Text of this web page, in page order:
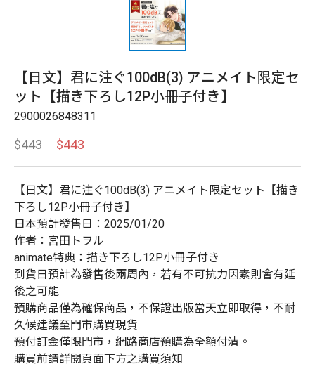
【日文】君に注ぐ100dB(3) アニメイト限定セ
ット【描き下ろし12P小冊子付き】
2900026848311
$443 $443
【日文】君に注ぐ100dB(3) アニメイト限定セット【描き
下ろし12P小冊子付き】
日本預計發售日：2025/01/20
作者：宮田トヲル
animate特典：描き下ろし12P小冊子付き
到貨日預計為發售後兩周內，若有不可抗力因素則會有延
後之可能
預購商品僅為確保商品，不保證出版當天立即取得，不耐
久候建議至門市購買現貨
預付訂金僅限門市，網路商店預購為全額付清。
購買前請詳閱頁面下方之購買須知